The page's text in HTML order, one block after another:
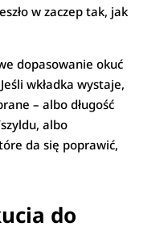
w zaczep tak, jak
dopasowanie okuć
wkładka wystaje,
– albo długość
albo
da się poprawić,
do